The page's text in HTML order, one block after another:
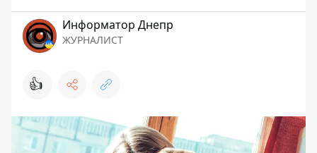
Информатор Днепр
ЖУРНАЛИСТ
👍